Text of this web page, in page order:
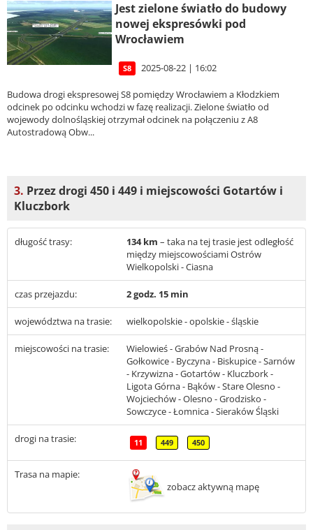
Jest zielone światło do budowy
nowej ekspresówki pod
Wrocławiem
S8 2025-08-22 | 16:02
Budowa drogi ekspresowej S8 pomiędzy Wrocławiem a Kłodzkiem
odcinek po odcinku wchodzi w fazę realizacji. Zielone światło od
wojewody dolnośląskiej otrzymał odcinek na połączeniu z A8
Autostradową Obw...
3. Przez drogi 450 i 449 i miejscowości Gotartów i
Kluczbork
długość trasy: 134 km – taka na tej trasie jest odległość
między miejscowościami Ostrów
Wielkopolski - Ciasna
czas przejazdu: 2 godz. 15 min
województwa na trasie: wielkopolskie - opolskie - śląskie
miejscowości na trasie:
Wielowieś - Grabów Nad Prosną -
Gołkowice - Byczyna - Biskupice - Sarnów
- Krzywizna - Gotartów - Kluczbork -
Ligota Górna - Bąków - Stare Olesno -
Wojciechów - Olesno - Grodzisko -
Sowczyce - Łomnica - Sieraków Śląski
drogi na trasie: 11 449 450
Trasa na mapie:
zobacz aktywną mapę